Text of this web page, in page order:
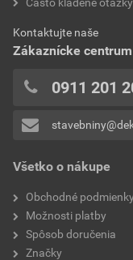
Pridávať
Všetko o nákupe
Obchodné
Možnosti platby
Spôsob doručenia
Značky
Často kladené otázky
Kontaktujte naše
Zákaznícke centrum
0911 201